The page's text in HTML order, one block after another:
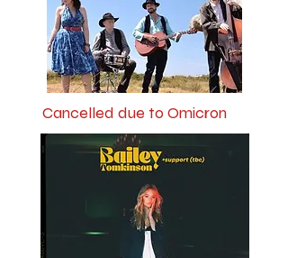
Cancelled due to Omicron